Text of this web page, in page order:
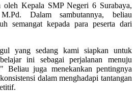
oleh Kepala SMP Negeri 6 Surabaya,
Dalam sambutannya, beliau
semangat kepada para peserta dari
yang sedang kami siapkan untuk
ini sebagai perjalanan menuju
Beliau juga menekankan pentingnya
dalam menghadapi tantangan